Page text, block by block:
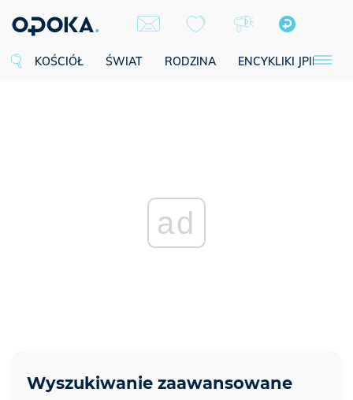
KOŚCIÓŁ ŚWIAT RODZINA ENCYKLIKI JPII
ad